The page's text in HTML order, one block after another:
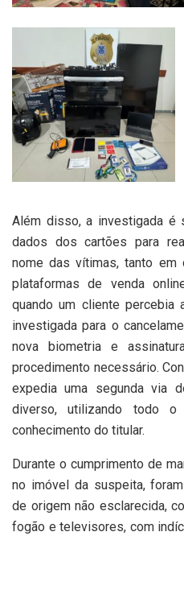
Além disso, a investigada
dados dos cartões para
nome das vítimas, tanto em
plataformas de venda
quando um cliente percebia
investigada para o
nova biometria e
procedimento necessário.
expedia uma segunda via
diverso, utilizando todo
conhecimento do titular.
Durante o cumprimento de
no imóvel da suspeita,
de origem não esclarecida,
fogão e televisores, com